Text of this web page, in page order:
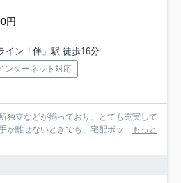
円
イン「伴」駅 徒歩16分
ンターネット対応
独立などが揃っており、とても充実して
が離せないときでも、宅配ボッ...
もっと